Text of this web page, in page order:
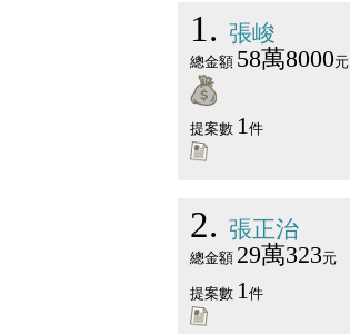
1 張峻
總金額 58萬8000元
提案數 1件
2 張正治
總金額 29萬323元
提案數 1件